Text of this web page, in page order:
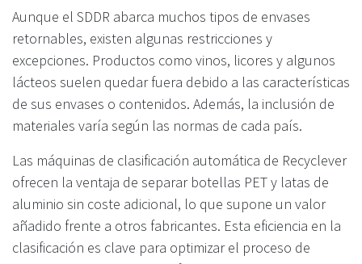
Aunque el SDDR abarca muchos tipos de envases
retornables, existen algunas restricciones y
excepciones. Productos como vinos, licores y algunos
lácteos suelen quedar fuera debido a las características
de sus envases o contenidos. Además, la inclusión de
materiales varía según las normas de cada país.
Las máquinas de clasificación automática de Recyclever
ofrecen la ventaja de separar botellas PET y latas de
aluminio sin coste adicional, lo que supone un valor
añadido frente a otros fabricantes. Esta eficiencia en la
clasificación es clave para optimizar el proceso de